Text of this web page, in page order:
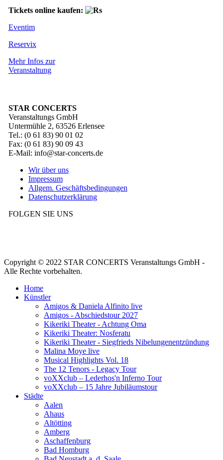
Tickets online kaufen:
Eventim
Reservix
Mehr Infos zur
Veranstaltung
STAR CONCERTS
Veranstaltungs GmbH
Untermühle 2, 63526 Erlensee
Tel.: (0 61 83) 90 01 02
Fax: (0 61 83) 90 09 43
E-Mail: info@star-concerts.de
Wir über uns
Impressum
Allgem. Geschäftsbedingungen
Datenschutzerklärung
FOLGEN SIE UNS
Copyright © 2022 STAR CONCERTS Veranstaltungs GmbH -
Alle Rechte vorbehalten.
Home
Künstler
Amigos & Daniela Alfinito live
Amigos - Abschiedstour 2027
Kikeriki Theater - Achtung Oma
Kikeriki Theater: Nosferatu
Kikeriki Theater - Siegfrieds Nibelungenentzündung
Malina Moye live
Musical Highlights Vol. 18
The 12 Tenors - Legacy Tour
voXXclub – Lederhos'n Inferno Tour
voXXclub – 15 Jahre Jubiläumstour
Städte
Aalen
Ahaus
Altötting
Amberg
Aschaffenburg
Bad Homburg